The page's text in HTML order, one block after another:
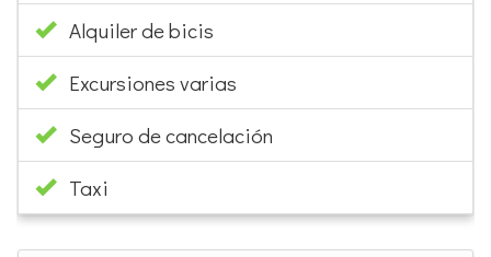
Alquiler de bicis
Excursiones varias
Seguro de cancelación
Taxi